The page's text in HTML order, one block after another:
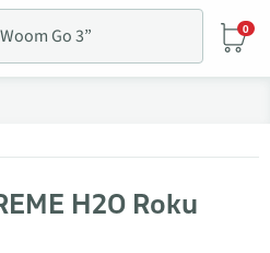
0
H2O Roku